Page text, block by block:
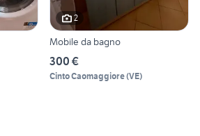
2
Mobile da bagno
300 €
Cinto Caomaggiore(VE)